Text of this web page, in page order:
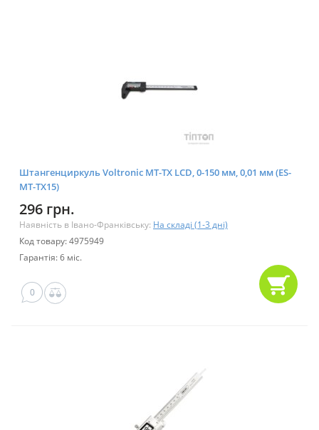
Штангенциркуль Voltronic MT-TX LCD, 0-150 мм, 0,01 мм (ES-
MT-TX15)
296 грн.
Наявність в Івано-Франківську: На складі (1-3 дні)
Код товару: 4975949
Гарантія: 6 міс.
0